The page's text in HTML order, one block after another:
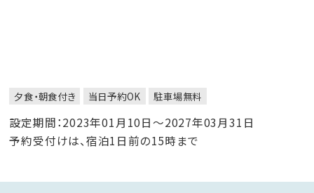
夕食・朝食付き 当日予約OK 駐車場無料
設定期間：2023年01月10日～2027年03月31日
予約受付けは、宿泊1日前の15時まで